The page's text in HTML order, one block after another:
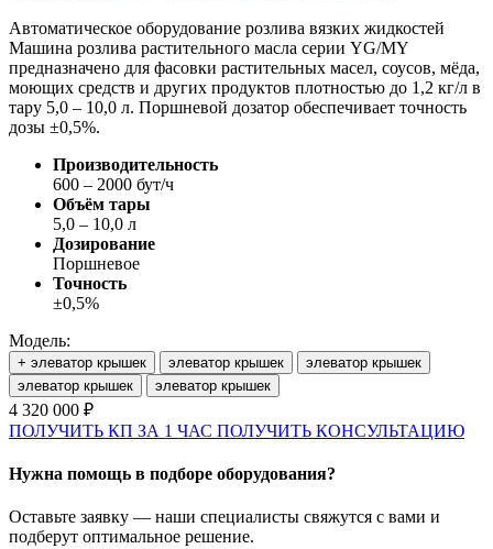
Автоматическое оборудование розлива вязких жидкостей
Машина розлива растительного масла серии YG/MY
предназначено для фасовки растительных масел, соусов, мёда,
моющих средств и других продуктов плотностью до 1,2 кг/л в
тару 5,0 – 10,0 л. Поршневой дозатор обеспечивает точность
дозы ±0,5%.
Производительность
600 – 2000 бут/ч
Объём тары
5,0 – 10,0 л
Дозирование
Поршневое
Точность
±0,5%
Модель:
+ элеватор крышек элеватор крышек
элеватор крышек
элеватор крышек
элеватор крышек
4 320 000 ₽
ПОЛУЧИТЬ КП ЗА 1 ЧАС ПОЛУЧИТЬ КОНСУЛЬТАЦИЮ
Нужна помощь в подборе оборудования?
Оставьте заявку — наши специалисты свяжутся с вами и
подберут оптимальное решение.